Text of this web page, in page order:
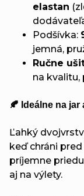
elastan
Podšívka:
jemná,
Ručne
na kvalitu,
🍂 Ideálne na jar
Ľahký
keď chráni
príjemne
aj na výlety.